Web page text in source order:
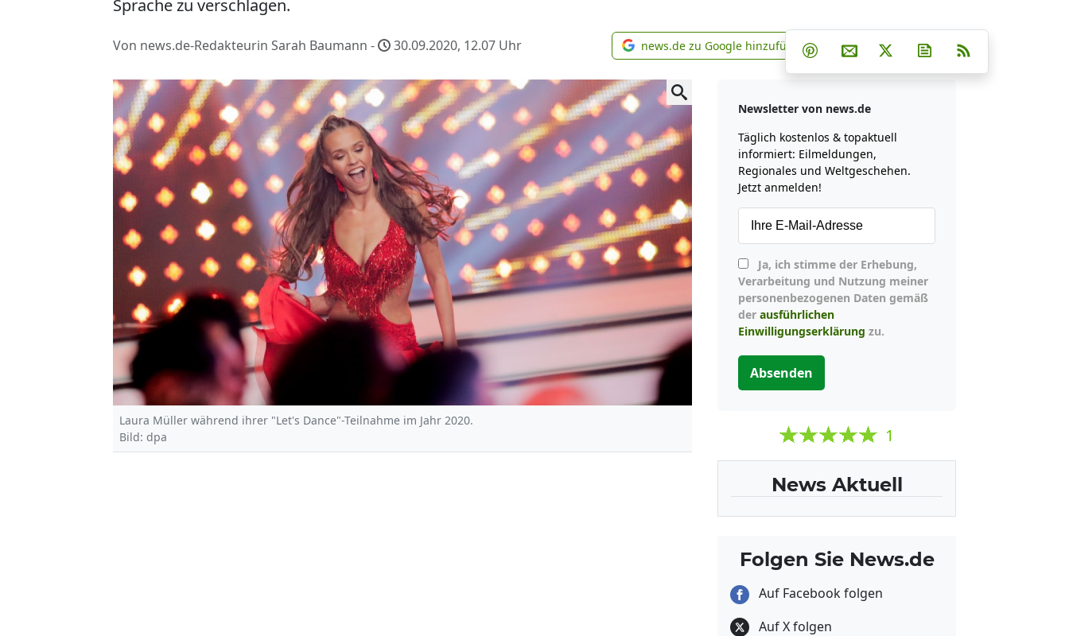
Sprache zu verschlagen.
Von news.de-Redakteurin Sarah Baumann - 30.09.2020, 12.07 Uhr news.de zu Google hinzufügen
news.de zu Google hinzufügen Teilen auf Facebook
Teilen auf Whatsapp
Teilen auf Telegram
Teilen auf Pinterest
Per E-Mail teilen
Post auf XNewsletter
Laura Müller während ihrer "Let's Dance"-Teilnahme im Jahr 2020.
Bild: dpa
Newsletter von news.de
Täglich kostenlos & topaktuell
informiert: Eilmeldungen,
Regionales und Weltgeschehen.
Jetzt anmelden!
Verarbeitung und Nutzung meiner
personenbezogenen Daten gemäß
der ausführlichen
Einwilligungserklärung zu.
Absenden
1
News Aktuell
Folgen Sie News.de
Auf Facebook folgen
Auf X folgen